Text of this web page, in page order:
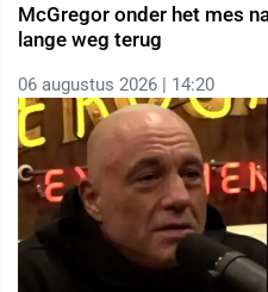
McGregor onder het mes
lange weg terug
06 augustus 2026 | 14:20